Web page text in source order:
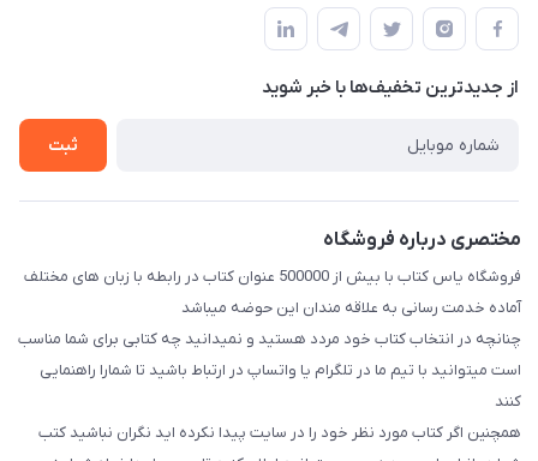
طبقه بالای دنیای لبنیات (مراجعه حضوری فقط در صورت هماهنگی
قبلی با شماره ۰۹۳۷۱۷۴۲۴۲۳ امکان پذیر است)
لیست محصولات
درباره ما
قوانین و مقررات
حریم خصوصی
راهنما
از جدید‌ترین تخفیف‌ها با‌ خبر شوید
ثبت
مختصری درباره فروشگاه
فروشگاه یاس کتاب با بیش از 500000 عنوان کتاب در رابطه با زبان های مختلف
آماده خدمت رسانی به علاقه مندان این حوضه میباشد
چنانچه در انتخاب کتاب خود مردد هستید و نمیدانید چه کتابی برای شما مناسب
است میتوانید با تیم ما در تلگرام یا واتساپ در ارتباط باشید تا شما‌را راهنمایی
کنند
همچنین اگر کتاب مورد نظر خود را در سایت پیدا نکرده اید نگران نباشید کتب